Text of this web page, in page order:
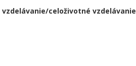
vzdelávanie/celoživotné vzdelávanie